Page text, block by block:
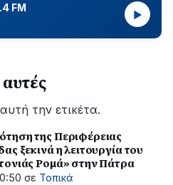
FM
▶
την ετικέτα.
της Περιφέρειας
ξεκινά η λειτουργία του
Ρομά» στην Πάτρα
σε Τοπικά